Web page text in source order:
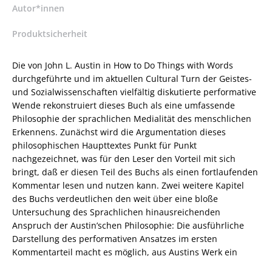
/
3-
4502-
8
978-
3-
82-
604502-
8
Menge
Autor*innen
Produktsicherheit
Die von John L. Austin in How to Do Things with Words
durchgeführte und im aktuellen Cultural Turn der Geistes-
und Sozialwissenschaften vielfältig diskutierte performative
Wende rekonstruiert dieses Buch als eine umfassende
Philosophie der sprachlichen Medialität des menschlichen
Erkennens. Zunächst wird die Argumentation dieses
philosophischen Haupttextes Punkt für Punkt
nachgezeichnet, was für den Leser den Vorteil mit sich
bringt, daß er diesen Teil des Buchs als einen fortlaufenden
Kommentar lesen und nutzen kann. Zwei weitere Kapitel
des Buchs verdeutlichen den weit über eine bloße
Untersuchung des Sprachlichen hinausreichenden
Anspruch der Austin’schen Philosophie: Die ausführliche
Darstellung des performativen Ansatzes im ersten
Kommentarteil macht es möglich, aus Austins Werk ein